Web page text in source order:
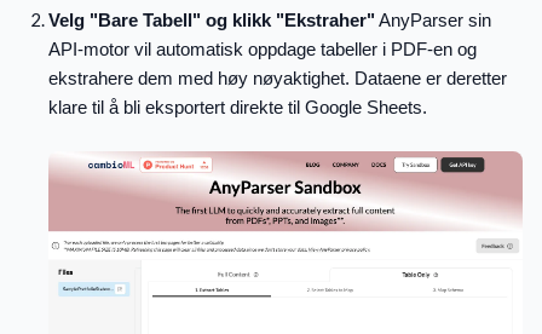
Velg "Bare Tabell" og klikk "Ekstraher" AnyParser sin
API-motor vil automatisk oppdage tabeller i PDF-en og
ekstrahere dem med høy nøyaktighet. Dataene er deretter
klare til å bli eksportert direkte til Google Sheets.